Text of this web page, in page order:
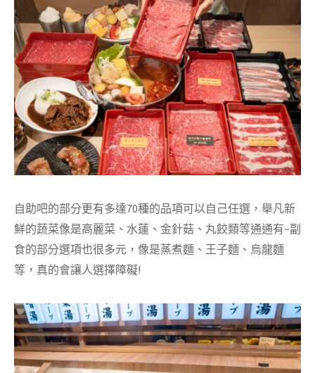
自助吧的部分更有多達70種的品項可以自己任選，舉凡新
鮮的蔬菜像是高麗菜、水蓮、金針菇、丸餃類等通通有~副
食的部分選項也很多元，像是蒸煮麵、王子麵、烏龍麵
等，真的會讓人選擇障礙!